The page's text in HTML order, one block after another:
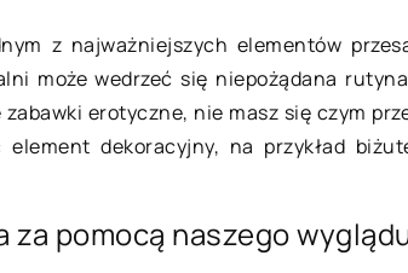
z najważniejszych elementów
może wedrzeć się niepożądana
erotyczne, nie masz się czym
dekoracyjny, na przykład
pomocą naszego